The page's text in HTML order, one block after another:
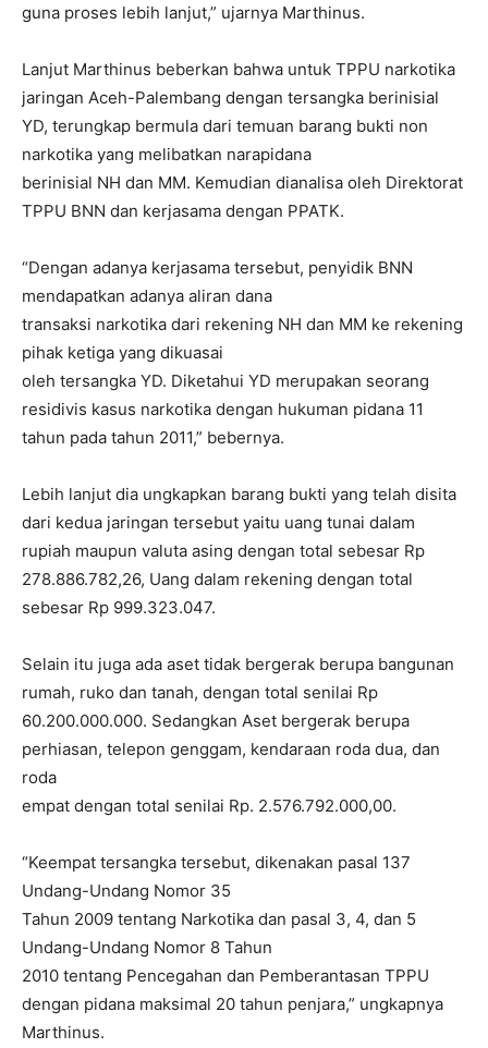
guna proses lebih lanjut,” ujarnya Marthinus.
Lanjut Marthinus beberkan bahwa untuk TPPU narkotika
jaringan Aceh-Palembang dengan tersangka berinisial
YD, terungkap bermula dari temuan barang bukti non
narkotika yang melibatkan narapidana
berinisial NH dan MM. Kemudian dianalisa oleh Direktorat
TPPU BNN dan kerjasama dengan PPATK.
“Dengan adanya kerjasama tersebut, penyidik BNN
mendapatkan adanya aliran dana
transaksi narkotika dari rekening NH dan MM ke rekening
pihak ketiga yang dikuasai
oleh tersangka YD. Diketahui YD merupakan seorang
residivis kasus narkotika dengan hukuman pidana 11
tahun pada tahun 2011,” bebernya.
Lebih lanjut dia ungkapkan barang bukti yang telah disita
dari kedua jaringan tersebut yaitu uang tunai dalam
rupiah maupun valuta asing dengan total sebesar Rp
278.886.782,26, Uang dalam rekening dengan total
sebesar Rp 999.323.047.
Selain itu juga ada aset tidak bergerak berupa bangunan
rumah, ruko dan tanah, dengan total senilai Rp
60.200.000.000. Sedangkan Aset bergerak berupa
perhiasan, telepon genggam, kendaraan roda dua, dan
roda
empat dengan total senilai Rp. 2.576.792.000,00.
“Keempat tersangka tersebut, dikenakan pasal 137
Undang-Undang Nomor 35
Tahun 2009 tentang Narkotika dan pasal 3, 4, dan 5
Undang-Undang Nomor 8 Tahun
2010 tentang Pencegahan dan Pemberantasan TPPU
dengan pidana maksimal 20 tahun penjara,” ungkapnya
Marthinus.